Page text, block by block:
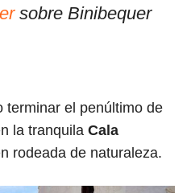
sobre Binibequer
terminar el penúltimo de
la tranquila Cala
rodeada de naturaleza.